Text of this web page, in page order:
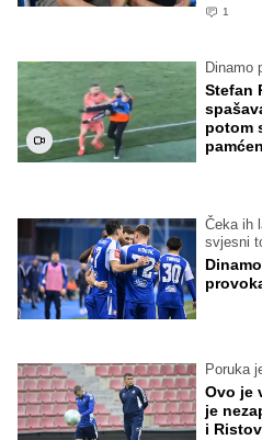
1
Dinamo
Stefan
potom
Čeka ih
svjesni
Poruka
Ovo je
je
i